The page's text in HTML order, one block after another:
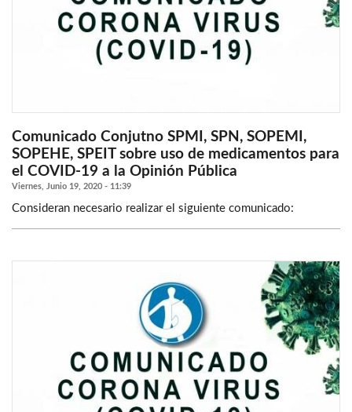
Comunicado Conjutno SPMI, SPN, SOPEMI,
SOPEHE, SPEIT sobre uso de medicamentos para
el COVID-19 a la Opinión Pública
Viernes, Junio 19, 2020 - 11:39
Consideran necesario realizar el siguiente comunicado: